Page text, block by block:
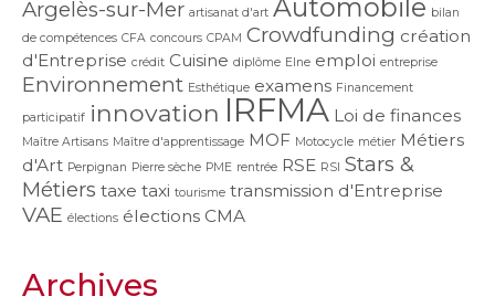
Argelès-sur-Mer artisanat d'art Automobile bilan
de compétences CFA concours CPAM Crowdfunding création
d'Entreprise crédit Cuisine diplôme Elne emploi entreprise
Environnement Esthétique examens Financement
participatif innovation IRFMA Loi de finances
Maître Artisans Maître d'apprentissage MOF Motocycle métier Métiers
d'Art Perpignan Pierre sèche PME rentrée RSE RSI Stars &
Métiers taxe taxi tourisme transmission d'Entreprise
VAE élections élections CMA
Archives